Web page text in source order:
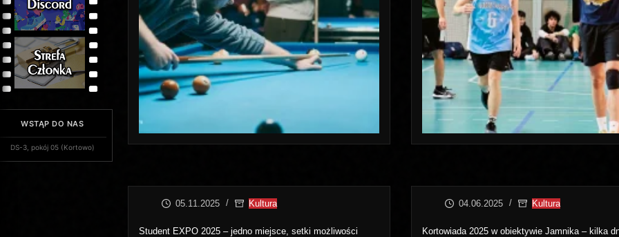
05.11.2025 Kultura
Student EXPO 2025 – jedno miejsce, setki możliwości
04.06.2025 Kultura
Kortowiada 2025 w obiektywie Jamnika – kilka
WSTĄP DO NAS
DS-3, pokój 05 (Kortowo)